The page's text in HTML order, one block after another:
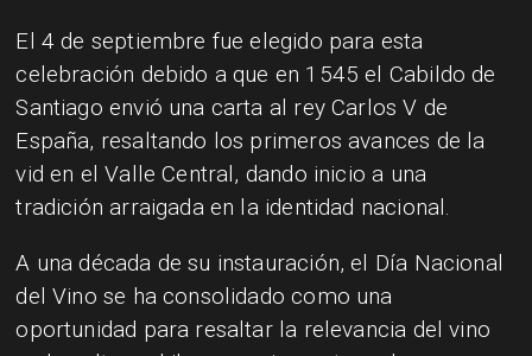
El 4 de septiembre fue elegido para esta
celebración debido a que en 1545 el Cabildo de
Santiago envió una carta al rey Carlos V de
España, resaltando los primeros avances de la
vid en el Valle Central, dando inicio a una
tradición arraigada en la identidad nacional.
A una década de su instauración, el Día Nacional
del Vino se ha consolidado como una
oportunidad para resaltar la relevancia del vino